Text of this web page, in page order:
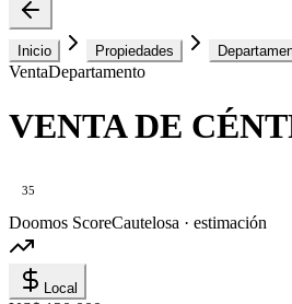
Inicio Propiedades
VentaDepartamento
VENTA DE
35
Doomos ScoreCautelosa · estimación
Local